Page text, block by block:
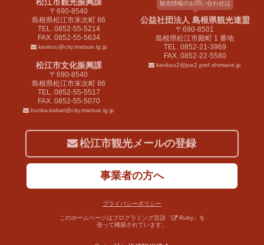
〒690-8540
島根県松江市末次町 86
TEL. 0852-55-5214
FAX. 0852-55-5634
kankou@city.matsue.lg.jp
松江市文化振興課
〒690-8540
島根県松江市末次町 86
TEL. 0852-55-5517
FAX. 0852-55-5070
bunka-kakari@city.matsue.lg.jp
観光情報のお問い合わせは
公益社団法人 島根県観光連盟
〒690-8501
島根県松江市殿町 1 番地
TEL. 0852-21-3969
FAX. 0852-22-5580
kankou2@joe2.pref.shimane.jp
松江市観光メールの登録
事業者の方へ
プライバシーポリシー
このホームページはプログラミング言語「 Ruby」を
使って構築されています。